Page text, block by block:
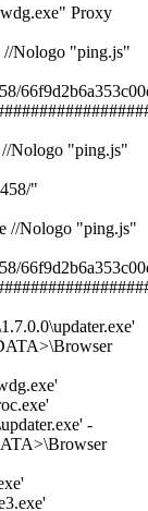
Proxy
//Nologo "ping.js"
//Nologo "ping.js"
"
//Nologo "ping.js"
-